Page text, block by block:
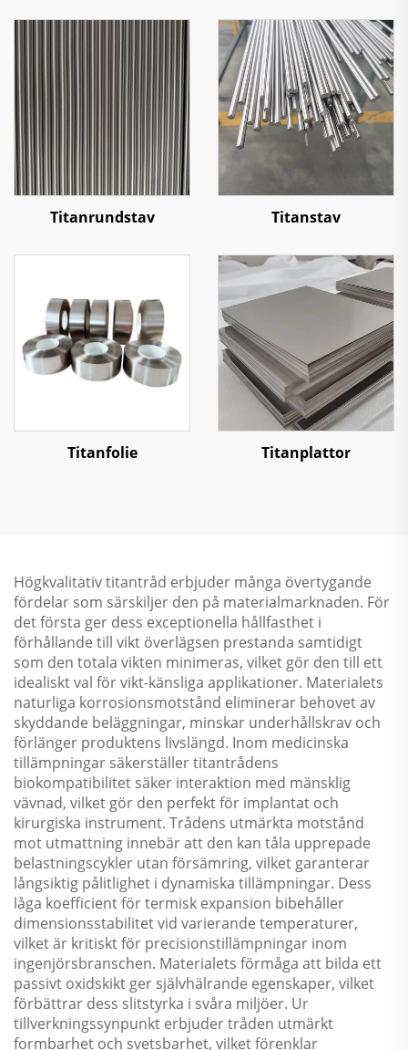
Titanrundstav Titanstav
Titanfolie Titanplattor
Högkvalitativ titantråd erbjuder många övertygande
fördelar som särskiljer den på materialmarknaden. För
det första ger dess exceptionella hållfasthet i
förhållande till vikt överlägsen prestanda samtidigt
som den totala vikten minimeras, vilket gör den till ett
idealiskt val för vikt-känsliga applikationer. Materialets
naturliga korrosionsmotstånd eliminerar behovet av
skyddande beläggningar, minskar underhållskrav och
förlänger produktens livslängd. Inom medicinska
tillämpningar säkerställer titantrådens
biokompatibilitet säker interaktion med mänsklig
vävnad, vilket gör den perfekt för implantat och
kirurgiska instrument. Trådens utmärkta motstånd
mot utmattning innebär att den kan tåla upprepade
belastningscykler utan försämring, vilket garanterar
långsiktig pålitlighet i dynamiska tillämpningar. Dess
låga koefficient för termisk expansion bibehåller
dimensionsstabilitet vid varierande temperaturer,
vilket är kritiskt för precisionstillämpningar inom
ingenjörsbranschen. Materialets förmåga att bilda ett
passivt oxidskikt ger självhälrande egenskaper, vilket
förbättrar dess slitstyrka i svåra miljöer. Ur
tillverkningssynpunkt erbjuder tråden utmärkt
formbarhet och svetsbarhet, vilket förenklar